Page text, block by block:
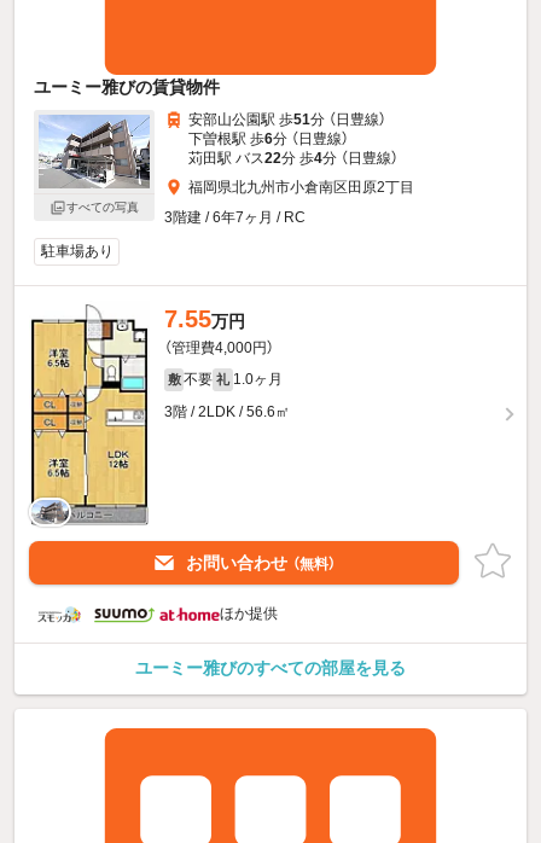
ユーミー雅びの賃貸物件
すべての写真
安部山公園駅 歩51分 （日豊線）
下曽根駅 歩6分 （日豊線）
苅田駅 バス22分 歩4分 （日豊線）
福岡県北九州市小倉南区田原2丁目
3階建 / 6年7ヶ月 / RC
駐車場あり
7.55万円
（管理費4,000円）
敷 不要 礼 1.0ヶ月
3階 / 2LDK / 56.6㎡
お問い合わせ （無料）
ほか提供
ユーミー雅びのすべての部屋を見る